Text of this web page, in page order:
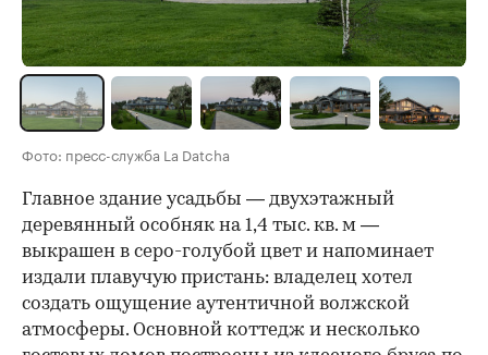
Фото: пресс-служба La Datcha
Главное здание усадьбы — двухэтажный
деревянный особняк на 1,4 тыс. кв. м —
выкрашен в серо-голубой цвет и напоминает
издали плавучую пристань: владелец хотел
создать ощущение аутентичной волжской
атмосферы. Основной коттедж и несколько